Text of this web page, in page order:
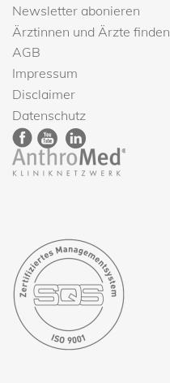
Newsletter abonieren
Ärztinnen und Ärzte finden
AGB
Impressum
Disclaimer
Datenschutz